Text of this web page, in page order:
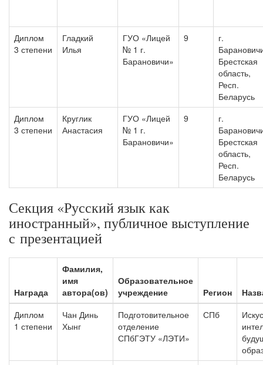
Диплом
3 степени
Гладкий
Илья
ГУО «Лицей
№ 1 г.
Барановичи»
9
г.
Брестская
область,
Респ.
Беларусь
Диплом
3 степени
Круглик
Анастасия
ГУО «Лицей
№ 1 г.
Барановичи»
9
г.
Брестская
область,
Респ.
Беларусь
Секция «Русский язык как
иностранный», публичное выступление
с презентацией
Награда
Фамилия,
имя
автора(ов)
Образовательное
учреждение
Регион
Диплом
1 степени
Чан Динь
Хынг
Подготовительное
отделение
СПбГЭТУ «ЛЭТИ»
СПб